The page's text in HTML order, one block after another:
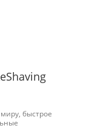
быстрое